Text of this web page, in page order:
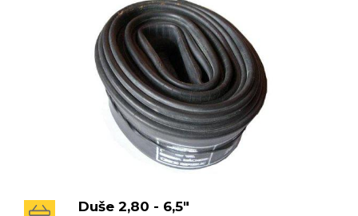
Duše 2,80 - 6,5"